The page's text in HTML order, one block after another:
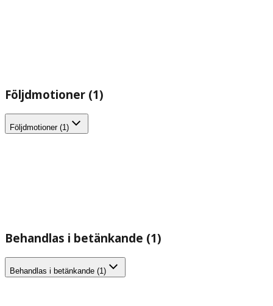
Följdmotioner (1)
Följdmotioner (1)
Behandlas i betänkande (1)
Behandlas i betänkande (1)